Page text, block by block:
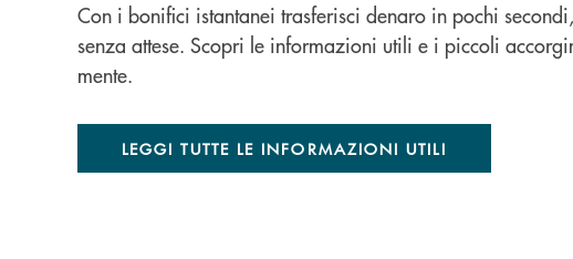
Con i bonifici istantanei trasferisci denaro in pochi
senza attese. Scopri le informazioni utili e i piccoli
mente.
LEGGI TUTTE LE INFORMAZIONI UTILI